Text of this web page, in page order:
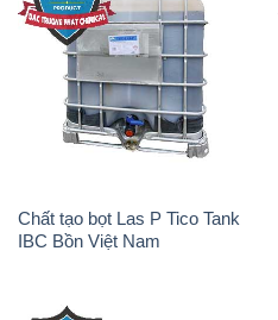
Chất tạo bọt Las P Tico Tank
IBC Bồn Việt Nam